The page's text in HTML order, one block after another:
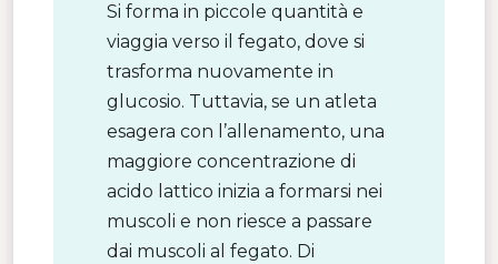
Si forma in piccole quantità e
viaggia verso il fegato, dove si
trasforma nuovamente in
glucosio. Tuttavia, se un atleta
esagera con l’allenamento, una
maggiore concentrazione di
acido lattico inizia a formarsi nei
muscoli e non riesce a passare
dai muscoli al fegato. Di